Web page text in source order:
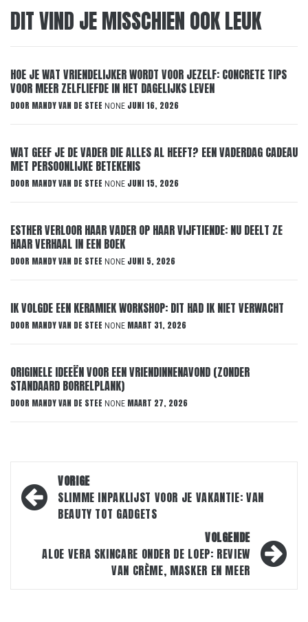
DIT VIND JE MISSCHIEN OOK LEUK
HOE JE WAT VRIENDELIJKER WORDT VOOR JEZELF: CONCRETE TIPS
VOOR MEER ZELFLIEFDE IN HET DAGELIJKS LEVEN
DOOR MANDY VAN DE STEE NONE JUNI 16, 2026
WAT GEEF JE DE VADER DIE ALLES AL HEEFT? EEN VADERDAG CADEAU
MET PERSOONLIJKE BETEKENIS
DOOR MANDY VAN DE STEE NONE JUNI 15, 2026
ESTHER VERLOOR HAAR VADER OP HAAR VIJFTIENDE: NU DEELT ZE
HAAR VERHAAL IN EEN BOEK
DOOR MANDY VAN DE STEE NONE JUNI 5, 2026
IK VOLGDE EEN KERAMIEK WORKSHOP: DIT HAD IK NIET VERWACHT
DOOR MANDY VAN DE STEE NONE MAART 31, 2026
ORIGINELE IDEEËN VOOR EEN VRIENDINNENAVOND (ZONDER
STANDAARD BORRELPLANK)
DOOR MANDY VAN DE STEE NONE MAART 27, 2026
Bericht
navigatie
VORIGE
SLIMME INPAKLIJST VOOR JE VAKANTIE: VAN
BEAUTY TOT GADGETS
VOLGENDE
ALOE VERA SKINCARE ONDER DE LOEP: REVIEW
VAN CRÈME, MASKER EN MEER